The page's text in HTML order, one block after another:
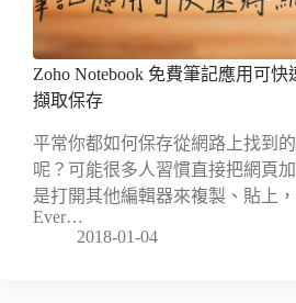
Zoho Notebook 免費筆記應用可
擷取保存
平常你都如何保存從網路上找到
呢？可能很多人習慣直接把網頁
是打開其他編輯器來複製、貼上
Ever…
2018-01-04